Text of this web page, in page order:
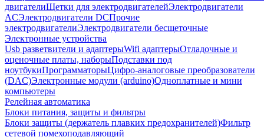
двигателиЩетки для электродвигателейЭлектродвигатели
ACЭлектродвигатели DCПрочие
электродвигателиЭлектродвигатели бесщеточные
Электронные устройства
Usb разветвители и адаптерыWifi адаптерыОтладочные и
оценочные платы, наборыПодставки под
ноутбукиПрограмматорыЦифро-аналоговые преобразователи
(DAC)Электронные модули (arduino)Одноплатные и мини
компьютеры
Релейная автоматика
Блоки питания, защиты и фильтры
Блоки защиты (держатель плавких предохранителей)Фильтр
сетевой помехоподавляющий